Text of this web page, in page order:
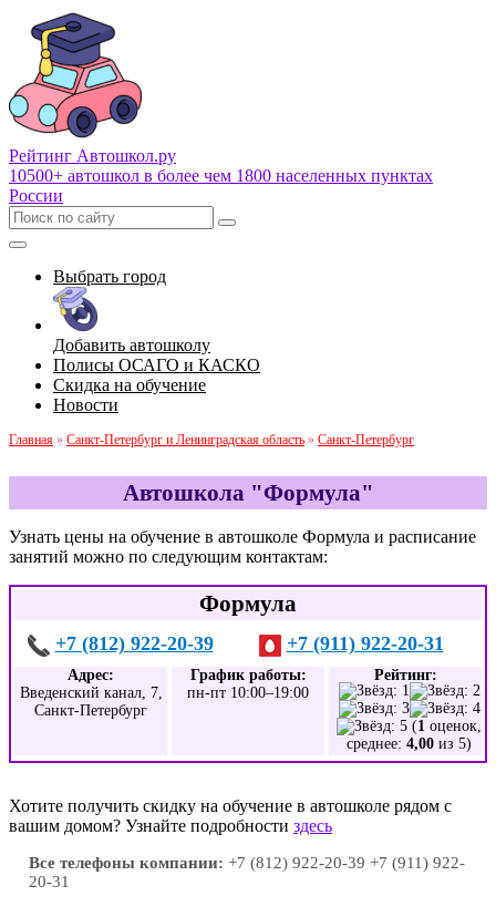
Рейтинг Автошкол.ру
10500+ автошкол в более чем 1800 населенных пунктах
России
Выбрать город
Добавить автошколу
Полисы ОСАГО и КАСКО
Скидка на обучение
Новости
Главная » Санкт-Петербург и Ленинградская область » Санкт-Петербург
Автошкола "Формула"
Узнать цены на обучение в автошколе Формула и расписание
занятий можно по следующим контактам:
Формула
+7 (812) 922-20-39 +7 (911) 922-20-31
Адрес:
Введенский канал, 7,
Санкт-Петербург
График работы:
пн-пт 10:00–19:00
Рейтинг:
(1 оценок,
среднее: 4,00 из 5)
Хотите получить скидку на обучение в автошколе рядом с
вашим домом? Узнайте подробности здесь
Все телефоны компании: +7 (812) 922-20-39 +7 (911) 922-
20-31